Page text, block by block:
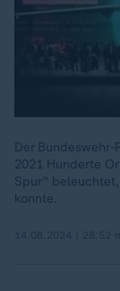
Der
2021 Hunderte
Spur"
konnte.